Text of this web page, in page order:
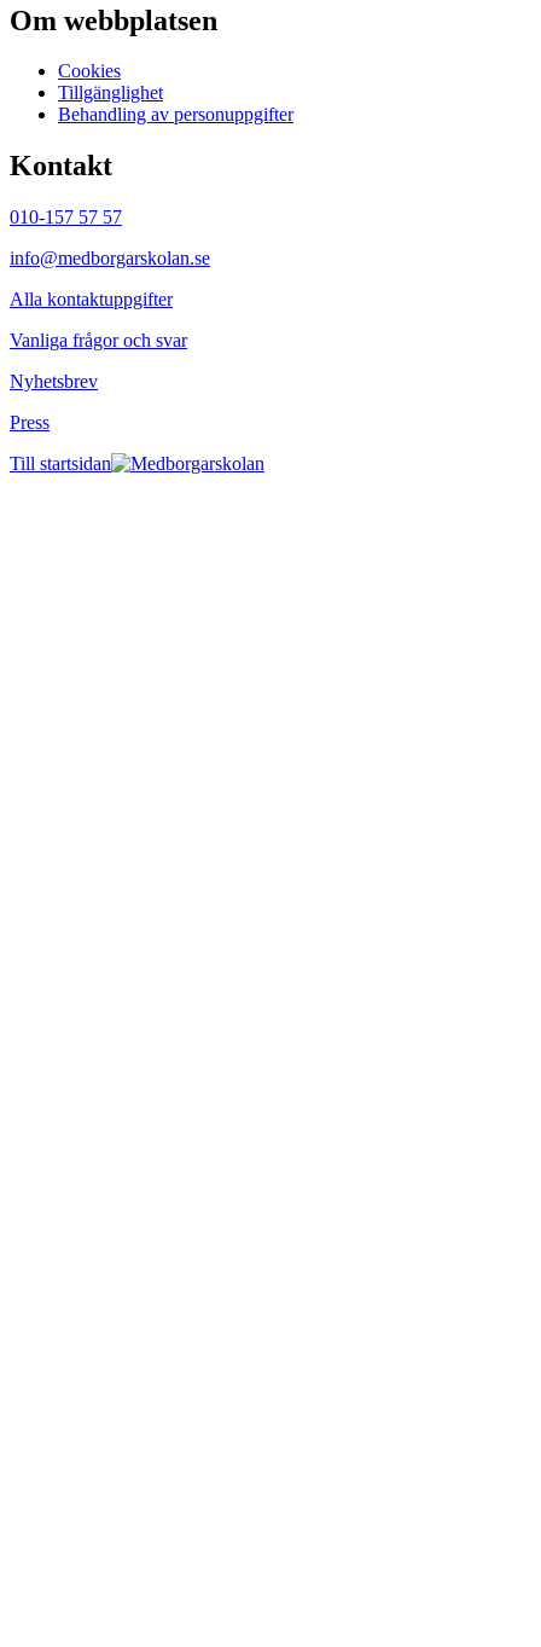
Om webbplatsen
Cookies
Tillgänglighet
Behandling av personuppgifter
Kontakt
010-157 57 57
info@medborgarskolan.se
Alla kontaktuppgifter
Vanliga frågor och svar
Nyhetsbrev
Press
Till startsidan